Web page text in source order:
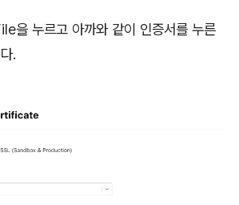
을 누르고 아까와 같이 인증서를 누른
.